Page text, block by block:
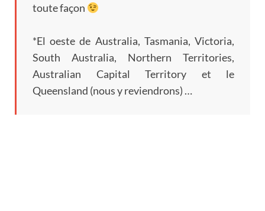
toute façon
*El oeste de Australia, Tasmania, Victoria,
South Australia, Northern Territories,
Australian Capital Territory et le
Queensland (nous y reviendrons) …